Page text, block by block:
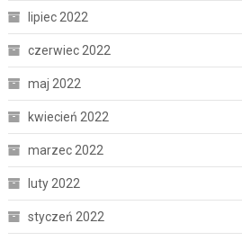
lipiec 2022
czerwiec 2022
maj 2022
kwiecień 2022
marzec 2022
luty 2022
styczeń 2022